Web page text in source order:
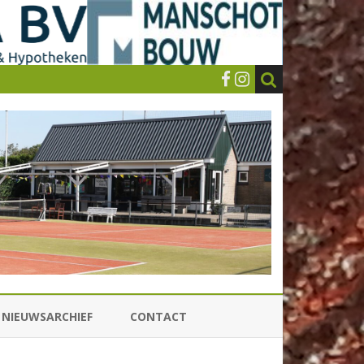
NIEUWSARCHIEF CONTACT